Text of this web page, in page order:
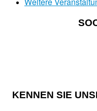
KENNEN SIE